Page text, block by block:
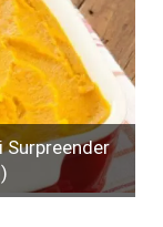
Surpreender